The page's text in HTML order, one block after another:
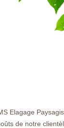
Elagage
de notre